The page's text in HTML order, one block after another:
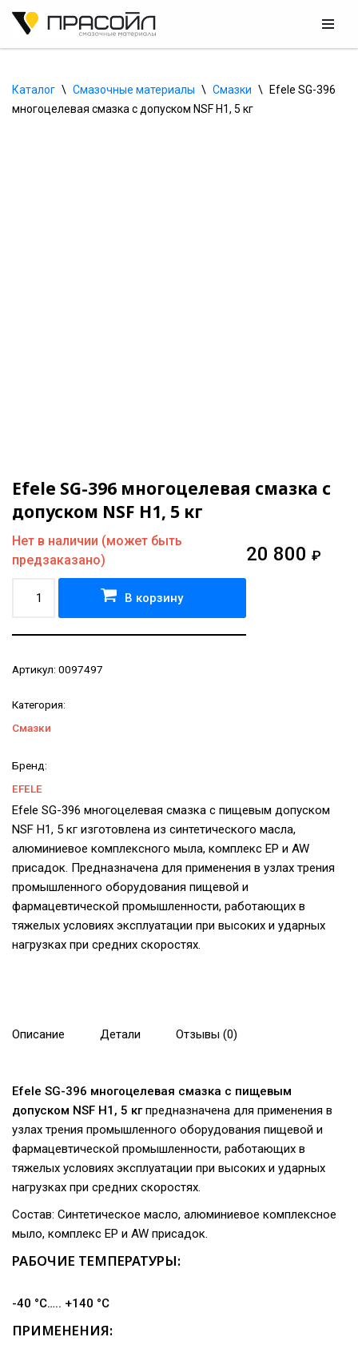
содержимому
Каталог \ Смазочные материалы \ Смазки \
Efele SG-396
многоцелевая смазка с допуском NSF H1, 5 кг
Efele SG-396 многоцелевая смазка с
допуском NSF H1, 5 кг
20 800 ₽
Нет в наличии (может быть
предзаказано)
В корзину
Артикул: 0097497
Категория:
Смазки
Бренд:
EFELE
Efele SG-396 многоцелевая смазка с пищевым допуском
NSF H1, 5 кг изготовлена из синтетического масла,
алюминиевое комплексного мыла, комплекс EP и AW
присадок. Предназначена для применения в узлах трения
промышленного оборудования пищевой и
фармацевтической промышленности, работающих в
тяжелых условиях эксплуатации при высоких и ударных
нагрузках при средних скоростях.
Описание Детали Отзывы (0)
Efele SG-396 многоцелевая смазка с пищевым
допуском NSF H1, 5 кгпредназначена для применения в
узлах трения промышленного оборудования пищевой и
фармацевтической промышленности, работающих в
тяжелых условиях эксплуатации при высоких и ударных
нагрузках при средних скоростях.
Состав: Синтетическое масло, алюминиевое комплексное
мыло, комплекс EP и AW присадок.
РАБОЧИЕ ТЕМПЕРАТУРЫ:
-40 °C….. +140 °C
ПРИМЕНЕНИЯ: